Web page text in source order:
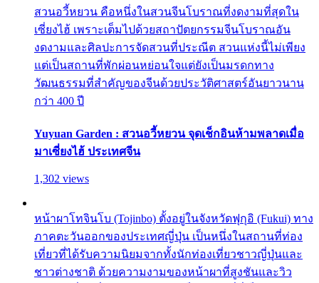
สวนอวี้หยวน คือหนึ่งในสวนจีนโบราณที่งดงามที่สุดใน
เซี่ยงไฮ้ เพราะเต็มไปด้วยสถาปัตยกรรมจีนโบราณอัน
งดงามและศิลปะการจัดสวนที่ประณีต สวนแห่งนี้ไม่เพียง
แต่เป็นสถานที่พักผ่อนหย่อนใจแต่ยังเป็นมรดกทาง
วัฒนธรรมที่สำคัญของจีนด้วยประวัติศาสตร์อันยาวนาน
กว่า 400 ปี
Yuyuan Garden : สวนอวี้หยวน จุดเช็กอินห้ามพลาดเมื่อ
มาเซี่ยงไฮ้ ประเทศจีน
1,302 views
หน้าผาโทจินโบ (Tojinbo) ตั้งอยู่ในจังหวัดฟุกุอิ (Fukui) ทาง
ภาคตะวันออกของประเทศญี่ปุ่น เป็นหนึ่งในสถานที่ท่อง
เที่ยวที่ได้รับความนิยมจากทั้งนักท่องเที่ยวชาวญี่ปุ่นและ
ชาวต่างชาติ ด้วยความงามของหน้าผาที่สูงชันและวิว